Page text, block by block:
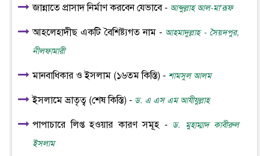
জান্নাতে প্রাসাদ নির্মাণ করবেন যেভাবে - আব্দুল্লাহ আল-মা‘রূফ
আহলেহাদীছ একটি বৈশিষ্ট্যগত নাম - আহমাদুল্লাহ - সৈয়দপুর,
নীলফামারী
মানবাধিকার ও ইসলাম (১৬তম কিস্তি) - শামসুল আলম
ইসলামে ভ্রাতৃত্ব (শেষ কিস্তি) - ড. এ এস এম আযীযুল্লাহ
পাপাচারে লিপ্ত হওয়ার কারণ সমূহ - ড. মুহাম্মাদ কাবীরুল
ইসলাম